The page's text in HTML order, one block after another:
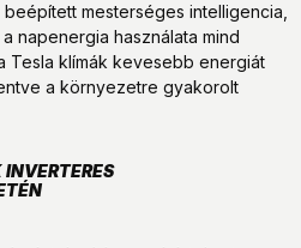
mesterséges intelligencia,
napenergia használata mind
Tesla klímák kevesebb energiát
a környezetre gyakorolt